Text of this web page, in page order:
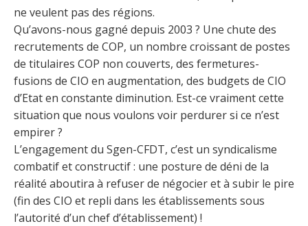
ne veulent pas des régions.
Qu’avons-nous gagné depuis 2003 ? Une chute des
recrutements de COP, un nombre croissant de postes
de titulaires COP non couverts, des fermetures-
fusions de CIO en augmentation, des budgets de CIO
d’Etat en constante diminution. Est-ce vraiment cette
situation que nous voulons voir perdurer si ce n’est
empirer ?
L’engagement du Sgen-CFDT, c’est un syndicalisme
combatif et constructif : une posture de déni de la
réalité aboutira à refuser de négocier et à subir le pire
(fin des CIO et repli dans les établissements sous
l’autorité d’un chef d’établissement) !